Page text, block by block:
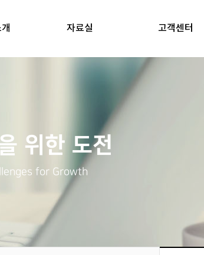
자료실 고객센터
위한 도전
for Growth